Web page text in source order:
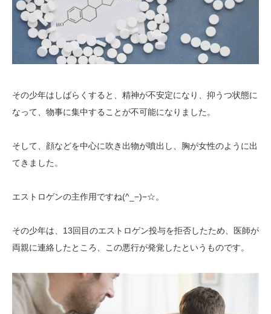
その少年はしばらくすると、精神が不安定になり、抑うつ状態に
なって、物事に集中することが不可能になりました。
そして、顔などを中心に吹き出物が噴出し、胸が女性のように出
てきました。
エストロゲンの主作用ですね(^_−)−☆。
その少年は、13回目のエストロゲン投与を拒否したため、医師が
両親に連絡したところ、この悪行が発覚したというものです。